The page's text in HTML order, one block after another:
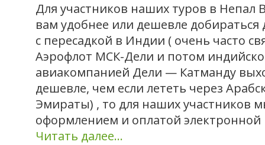
Для участников наших туров в Непал
вам удобнее или дешевле добираться
с пересадкой в Индии ( очень часто
Аэрофлот МСК-Дели и потом
авиакомпанией Дели — Катманду
дешевле, чем если лететь через
Эмираты) , то для наших участников
оформлением и оплатой
Читать далее…